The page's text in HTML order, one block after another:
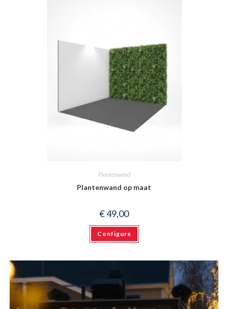
Plantenwand
Plantenwand op maat
€49,00
Configure